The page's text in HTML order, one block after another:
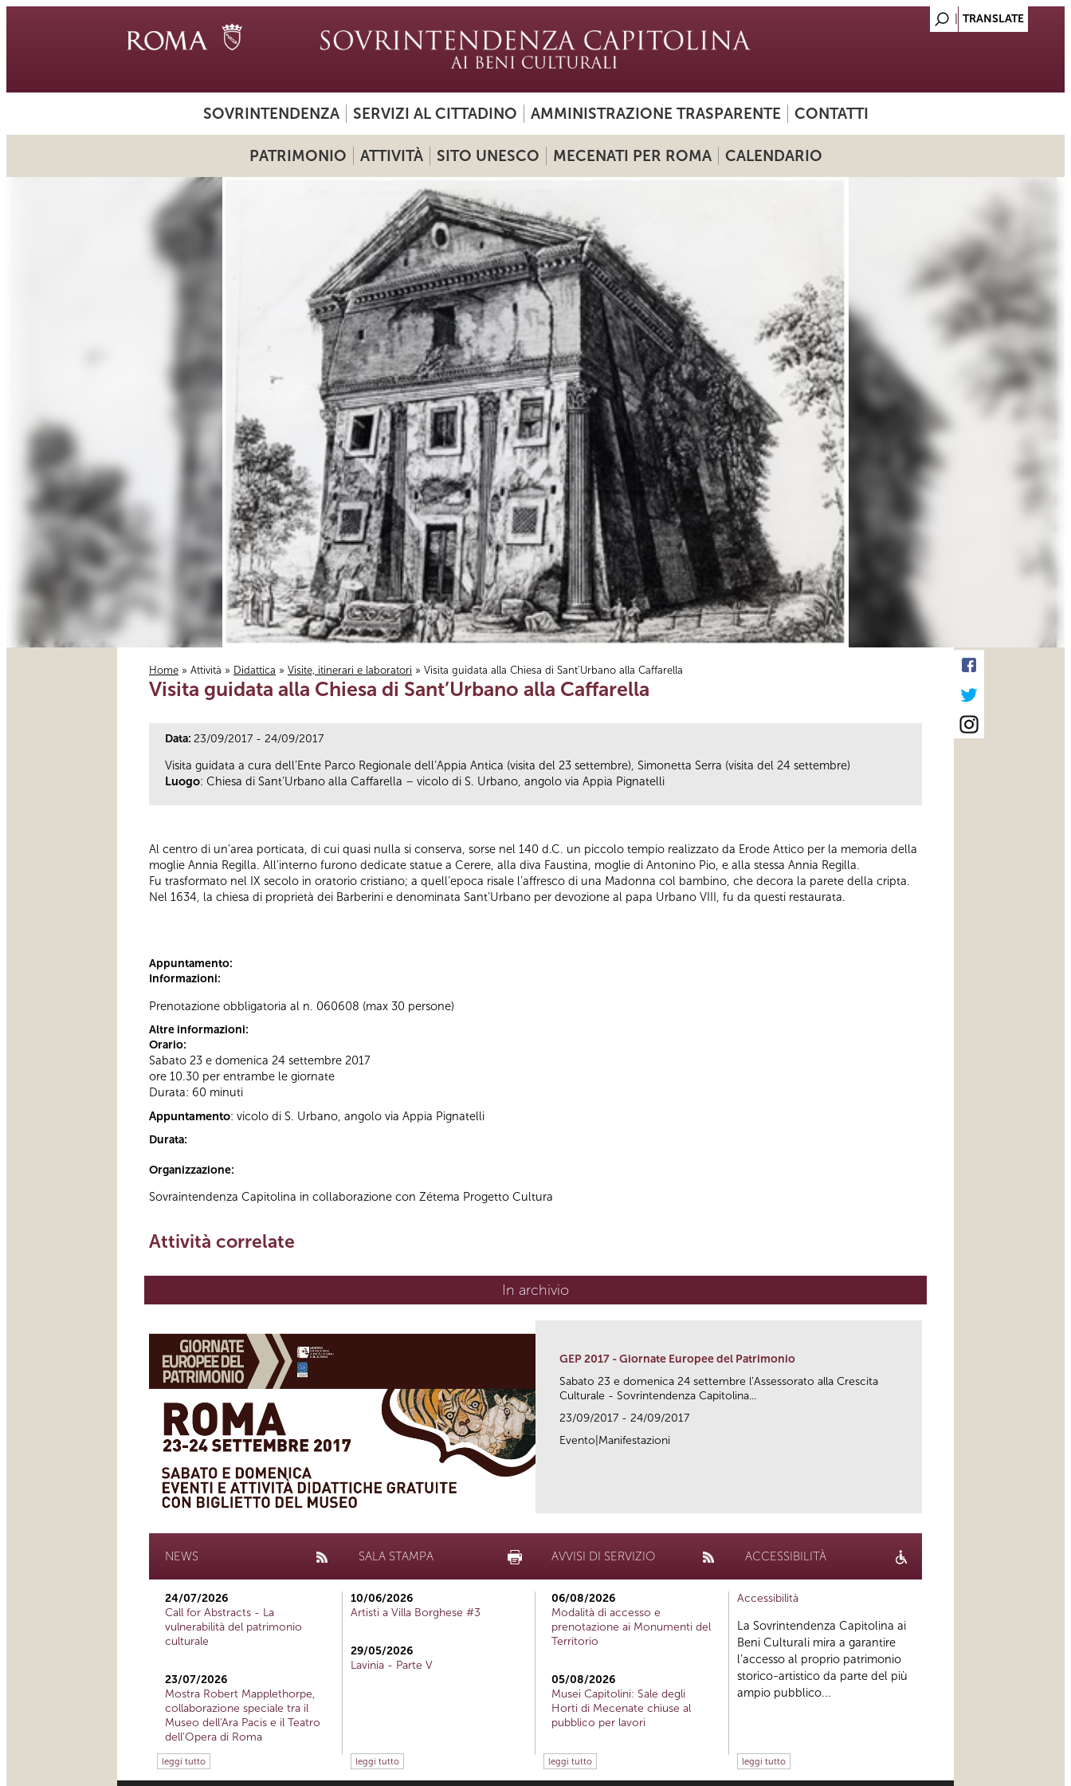
SOVRINTENDENZA SERVIZI AL CITTADINO AMMINISTRAZIONE TRASPARENTE CONTATTI
PATRIMONIO ATTIVITÀ SITO UNESCO MECENATI PER ROMA CALENDARIO
Tu sei qui
Home » Attività » Didattica » Visite, itinerari e laboratori » Visita guidata alla Chiesa di Sant’Urbano alla Caffarella
Visita guidata alla Chiesa di Sant’Urbano alla Caffarella
Data: 23/09/2017 - 24/09/2017
Visita guidata a cura dell’Ente Parco Regionale dell’Appia Antica (visita del 23 settembre), Simonetta Serra (visita del 24 settembre)
Luogo: Chiesa di Sant’Urbano alla Caffarella – vicolo di S. Urbano, angolo via Appia Pignatelli
Al centro di un’area porticata, di cui quasi nulla si conserva, sorse nel 140 d.C. un piccolo tempio realizzato da Erode Attico per la memoria della
moglie Annia Regilla. All’interno furono dedicate statue a Cerere, alla diva Faustina, moglie di Antonino Pio, e alla stessa Annia Regilla.
Fu trasformato nel IX secolo in oratorio cristiano; a quell’epoca risale l’affresco di una Madonna col bambino, che decora la parete della cripta.
Nel 1634, la chiesa di proprietà dei Barberini e denominata Sant’Urbano per devozione al papa Urbano VIII, fu da questi restaurata.
Appuntamento:
Informazioni:
Prenotazione obbligatoria al n. 060608 (max 30 persone)
Altre informazioni:
Orario:
Sabato 23 e domenica 24 settembre 2017
ore 10.30 per entrambe le giornate
Durata: 60 minuti
Appuntamento: vicolo di S. Urbano, angolo via Appia Pignatelli
Durata:
Organizzazione:
Sovraintendenza Capitolina in collaborazione con Zétema Progetto Cultura
Attività correlate
In archivio
GEP 2017 - Giornate Europee del Patrimonio
Sabato 23 e domenica 24 settembre l’Assessorato alla Crescita
Culturale - Sovrintendenza Capitolina...
23/09/2017 - 24/09/2017
Evento|Manifestazioni
NEWS
24/07/2026
Call for Abstracts - La
vulnerabilità del patrimonio
culturale
23/07/2026
Mostra Robert Mapplethorpe,
collaborazione speciale tra il
Museo dell'Ara Pacis e il Teatro
dell'Opera di Roma
leggi tutto
SALA STAMPA
10/06/2026
Artisti a Villa Borghese #3
29/05/2026
Lavinia - Parte V
leggi tutto
AVVISI DI SERVIZIO
06/08/2026
Modalità di accesso e
prenotazione ai Monumenti del
Territorio
05/08/2026
Musei Capitolini: Sale degli
Horti di Mecenate chiuse al
pubblico per lavori
leggi tutto
ACCESSIBILITÀ
Accessibilità
La Sovrintendenza Capitolina ai
Beni Culturali mira a garantire
l’accesso al proprio patrimonio
storico-artistico da parte del più
ampio pubblico...
leggi tutto